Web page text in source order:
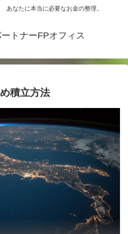
あなたに本当に必要なお金の整理。
トナーFPオフィス
積立方法